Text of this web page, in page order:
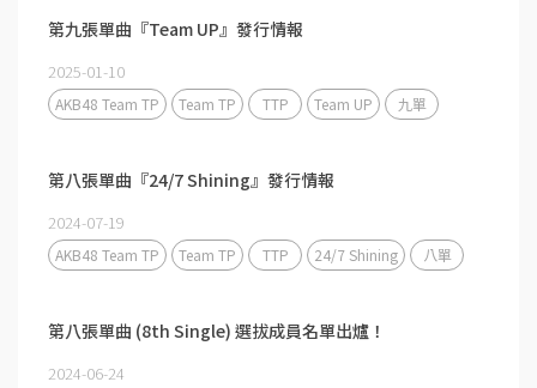
第九張單曲『Team UP』發行情報
2025-01-10
AKB48 Team TP Team TP TTP Team UP 九單
第八張單曲『24/7 Shining』發行情報
2024-07-19
AKB48 Team TP Team TP TTP 24/7 Shining 八單
第八張單曲 (8th Single) 選拔成員名單出爐！
2024-06-24